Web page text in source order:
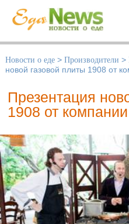
Новости о еде > Производители >
новой газовой плиты 1908 от
Презентация
1908 от